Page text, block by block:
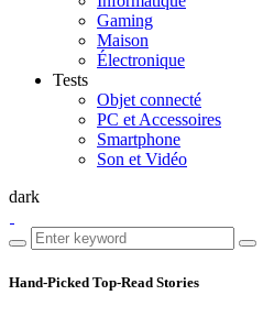
Gaming
Maison
Électronique
Tests
Objet connecté
PC et Accessoires
Smartphone
Son et Vidéo
dark
Hand-Picked Top-Read Stories